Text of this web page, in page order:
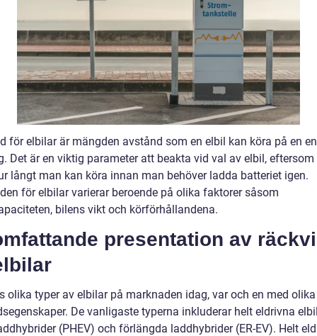
för elbilar är mängden avstånd som en elbil kan köra på en
Det är en viktig parameter att beakta vid val av elbil, eftersom
långt man kan köra innan man behöver ladda batteriet igen.
för elbilar varierar beroende på olika faktorer såsom
bilens vikt och körförhållandena.
presentation av
olika typer av elbilar på marknaden idag, var och en med olika
De vanligaste typerna inkluderar helt eldrivna
(PHEV) och förlängda laddhybrider (ER-EV). Helt